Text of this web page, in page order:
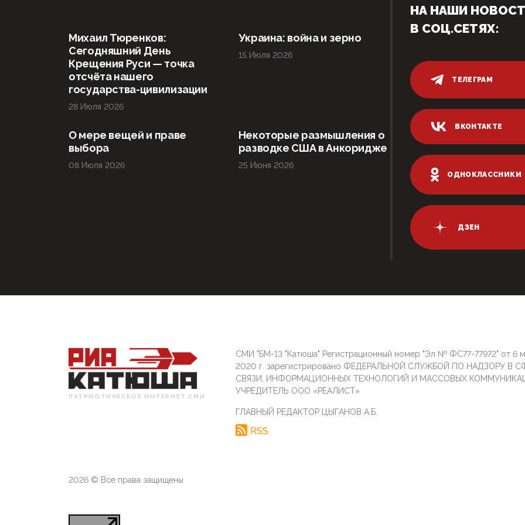
Михаил Тюренков:
Сегодняшний День
Крещения Руси — точка
отсчёта нашего
государства-цивилизации
28 Июля 2026
Украина: война и зерно
15 Июля 2026
О мере вещей и праве
выбора
08 Июля 2026
Некоторые размышления о
разводке США в Анкоридже
25 Июня 2026
НА НАШИ
В СОЦ.СЕТЯХ:
ТЕЛЕГРАМ
ВКОНТАКТЕ
ОДНОКЛАССНИКИ
ДЗЕН
ПАТРИОТИЧЕСКОЕ ИНТЕРНЕТ СМИ
СМИ "БМ-13 "Катюша" Регистрационный номер "Эл № ФС77-77972" от 6
2020 г. зарегистрировано ФЕДЕРАЛЬНОЙ СЛУЖБОЙ ПО НАДЗОРУ В
СВЯЗИ, ИНФОРМАЦИОННЫХ ТЕХНОЛОГИЙ И МАССОВЫХ
УЧРЕДИТЕЛЬ ООО «РЕАЛИСТ»
ГЛАВНЫЙ РЕДАКТОР ЦЫГАНОВ А.Б.
RSS
2026 © Все права защищены